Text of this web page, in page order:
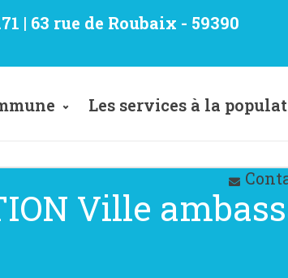
| 63 rue de Roubaix - 59390
Les services à la
Ville